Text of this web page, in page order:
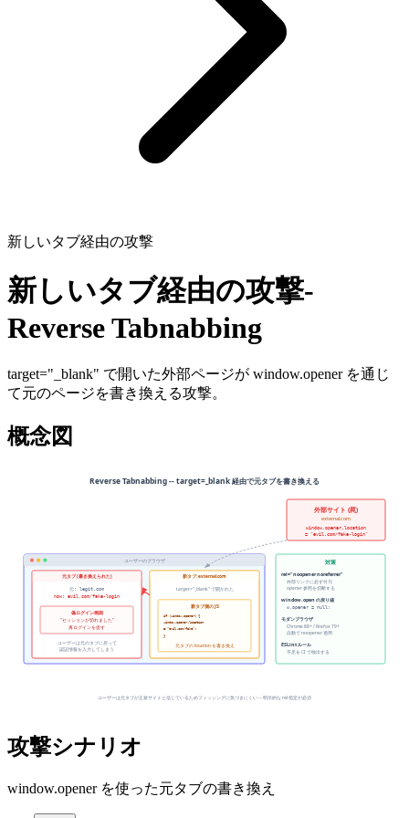
新しいタブ経由の攻撃
新しいタブ経由の攻撃-
Reverse Tabnabbing
target="_blank" で開いた外部ページが window.opener を通じ
て元のページを書き換える攻撃。
概念図
攻撃シナリオ
window.opener を使った元タブの書き換え